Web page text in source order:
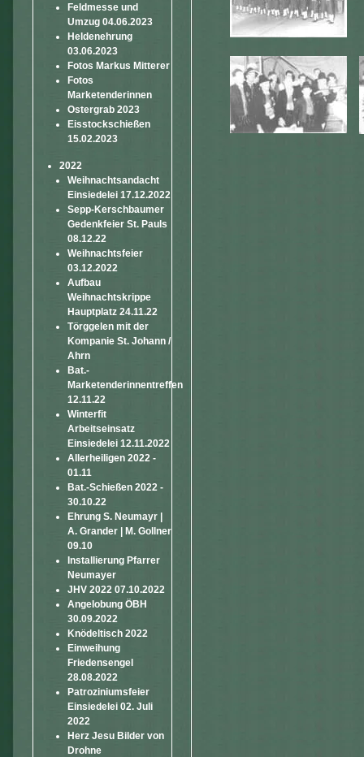
Feldmesse und
Umzug 04.06.2023
Heldenehrung
03.06.2023
Fotos Markus Mitterer
Fotos
Marketenderinnen
Ostergrab 2023
Eisstockschießen
15.02.2023
2022
Weihnachtsandacht
Einsiedelei 17.12.2022
Sepp-Kerschbaumer
Gedenkfeier St. Pauls
08.12.22
Weihnachtsfeier
03.12.2022
Aufbau
Weihnachtskrippe
Hauptplatz 24.11.22
Törggelen mit der
Kompanie St. Johann /
Ahrn
Bat.-
Marketenderinnentreffen
12.11.22
Winterfit
Arbeitseinsatz
Einsiedelei 12.11.2022
Allerheiligen 2022 -
01.11
Bat.-Schießen 2022 -
30.10.22
Ehrung S. Neumayr |
A. Grander | M. Gollner
09.10
Installierung Pfarrer
Neumayer
JHV 2022 07.10.2022
Angelobung ÖBH
30.09.2022
Knödeltisch 2022
Einweihung
Friedensengel
28.08.2022
Patroziniumsfeier
Einsiedelei 02. Juli
2022
Herz Jesu Bilder von
Drohne